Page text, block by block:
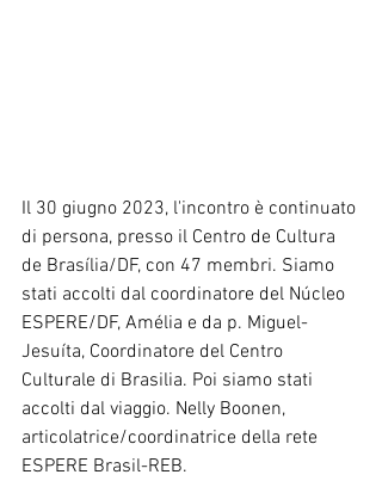
Il 30 giugno 2023, l'incontro è continuato
di persona, presso il Centro de Cultura
de Brasília/DF, con 47 membri. Siamo
stati accolti dal coordinatore del Núcleo
ESPERE/DF, Amélia e da p. Miguel-
Jesuíta, Coordinatore del Centro
Culturale di Brasilia. Poi siamo stati
accolti dal viaggio. Nelly Boonen,
articolatrice/coordinatrice della rete
ESPERE Brasil-REB.